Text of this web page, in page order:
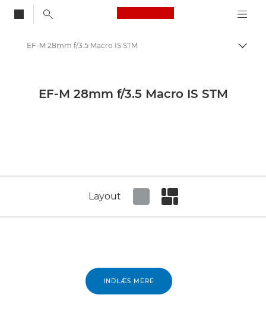
Canon Logo, back
Skift
Canon-kameraobjektiver
EF-M 28mm f/3.5 Macro IS STM
EF-M 28mm f/3.5 Macro IS STM
Layout
INDLÆS MERE